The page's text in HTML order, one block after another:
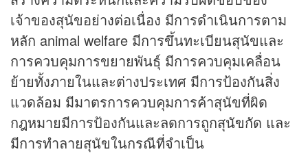
เจ้าของสุนัขอย่างต่อเนื่อง มีการดำเนินการตาม
หลัก animal welfare มีการขึ้นทะเบียนสุนัขและ
การควบคุมการขยายพันธุ์ มีการควบคุมเคลื่อน
ย้ายทั้งภายในและต่างประเทศ มีการป้องกันสิ่ง
แวดล้อม มีมาตรการควบคุมการค้าสุนัขที่ผิด
กฎหมายมีการป้องกันและลดการถูกสุนัขกัด และ
มีการทำลายสุนัขในกรณีที่จำเป็น